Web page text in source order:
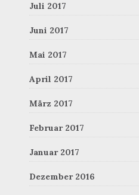
Juli 2017
Juni 2017
Mai 2017
April 2017
März 2017
Februar 2017
Januar 2017
Dezember 2016